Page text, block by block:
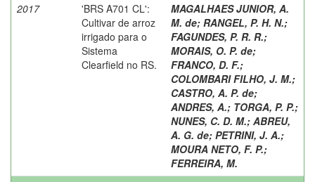
2017
'BRS A701 CL':
Cultivar de arroz
irrigado para o
Sistema
Clearfield no RS.
MAGALHAES JUNIOR, A.
M. de; RANGEL, P. H. N.;
FAGUNDES, P. R. R.;
MORAIS, O. P. de;
FRANCO, D. F.;
COLOMBARI FILHO, J. M.;
CASTRO, A. P. de;
ANDRES, A.; TORGA, P. P.;
NUNES, C. D. M.; ABREU,
A. G. de; PETRINI, J. A.;
MOURA NETO, F. P.;
FERREIRA, M.